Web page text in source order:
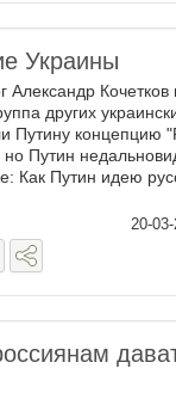
Украины
Александр Кочетков
других
Путину концепцию
Путин
Как Путин идею
20-